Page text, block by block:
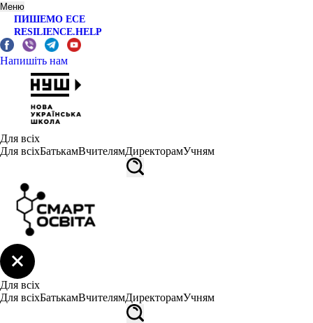
Меню
ПИШЕМО ЕСЕ
RESILIENCE.HELP
Напишіть нам
Для всіх
Для всіхБатькамВчителямДиректорамУчням
Для всіх
Для всіхБатькамВчителямДиректорамУчням